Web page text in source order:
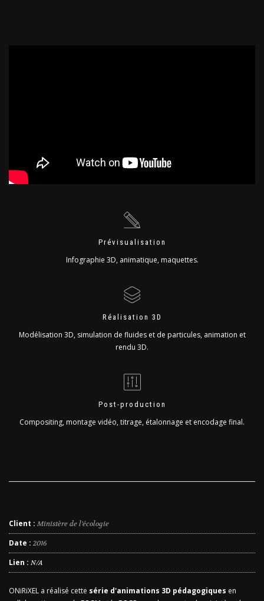
Prévisualisation
Infographie 3D, animatique, maquettes.
Réalisation 3D
Modélisation 3D, simulation de fluides et de particules, animation et
rendu 3D.
Post-production
Compositing, montage vidéo, titrage, étalonnage et encodage final.
Client :Ministère de l'écologie
Date : 2016
Lien : N/A
ONiRiXEL a réalisé cette série d'animations 3D pédagogiques en